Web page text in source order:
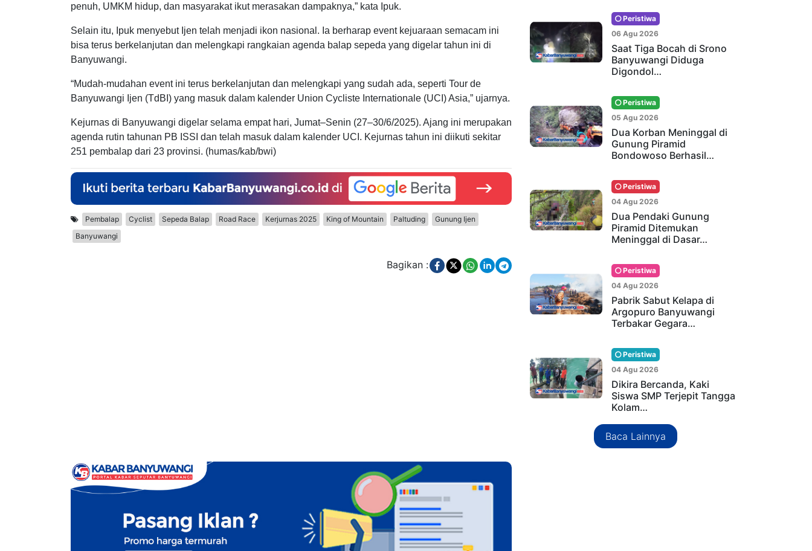
penuh, UMKM hidup, dan masyarakat ikut merasakan dampaknya,” kata Ipuk.
Selain itu, Ipuk menyebut Ijen telah menjadi ikon nasional. Ia berharap event kejuaraan semacam ini
bisa terus berkelanjutan dan melengkapi rangkaian agenda balap sepeda yang digelar tahun ini di
Banyuwangi.
“Mudah-mudahan event ini terus berkelanjutan dan melengkapi yang sudah ada, seperti Tour de
Banyuwangi Ijen (TdBI) yang masuk dalam kalender Union Cycliste Internationale (UCI) Asia,” ujarnya.
Kejurnas di Banyuwangi digelar selama empat hari, Jumat–Senin (27–30/6/2025). Ajang ini merupakan
agenda rutin tahunan PB ISSI dan telah masuk dalam kalender UCI. Kejurnas tahun ini diikuti sekitar
251 pembalap dari 23 provinsi. (humas/kab/bwi)
Pembalap Cyclist Sepeda Balap Road Race Kerjurnas 2025 King of Mountain Paltuding
Gunung Ijen
Banyuwangi
Bagikan :
Peristiwa
06 Agu 2026
Saat Tiga Bocah di Srono
Banyuwangi Diduga
Digondol…
Peristiwa
05 Agu 2026
Dua Korban Meninggal di
Gunung Piramid
Bondowoso Berhasil…
Peristiwa
04 Agu 2026
Dua Pendaki Gunung
Piramid Ditemukan
Meninggal di Dasar…
Peristiwa
04 Agu 2026
Pabrik Sabut Kelapa di
Argopuro Banyuwangi
Terbakar Gegara…
Peristiwa
04 Agu 2026
Dikira Bercanda, Kaki
Siswa SMP Terjepit Tangga
Kolam…
Baca Lainnya